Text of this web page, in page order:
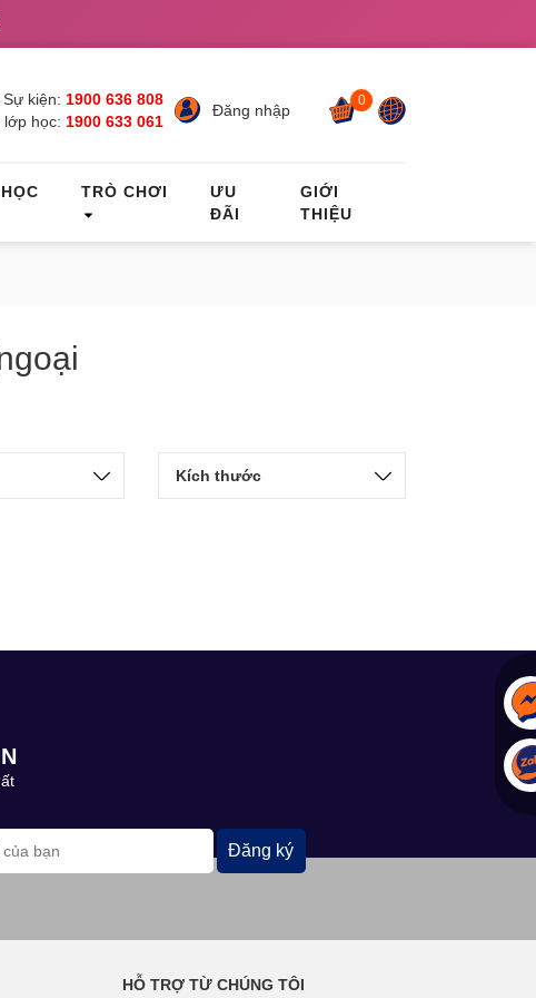
Sự kiện: 1900 636 808
học: 1900 633 061
Đăng nhập
0
TRÒ CHƠI
ƯU
ĐÃI
GIỚI
THIỆU
Kích thước
Đăng ký
HỖ TRỢ TỪ CHÚNG TÔI